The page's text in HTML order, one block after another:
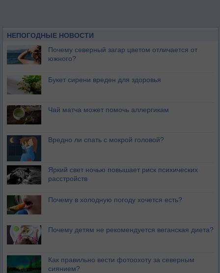
НЕПОГОДНЫЕ НОВОСТИ
Почему северный загар цветом отличается от
южного?
Букет сирени вреден для здоровья
Чай матча может помочь аллергикам
Вредно ли спать с мокрой головой?
Яркий свет ночью повышает риск психических
расстройств
Почему в холодную погоду хочется есть?
Почему детям не рекомендуется веганская диета?
Как правильно вести фотоохоту за северным
сиянием?